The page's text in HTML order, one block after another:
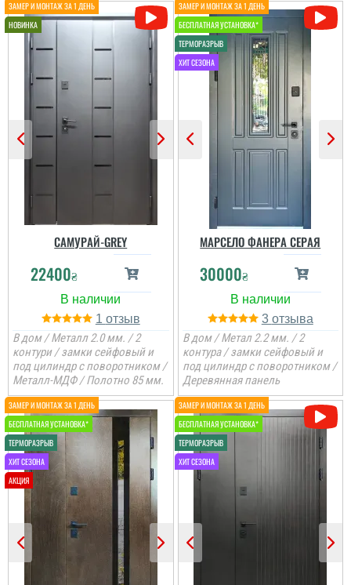
САМУРАЙ-GREY
22400₴
1
В дом / Металл 2.0 мм. / 2
контури / замки сейфовый и
под цилиндр с поворотником /
Металл-МДФ / Полотно 85 мм.
МАРСЕЛО ФАНЕРА СЕРАЯ
30000₴
3
В дом / Метал 2.2 мм. / 2
контура / замки сейфовый и
под цилиндр с поворотником /
Деревянная панель